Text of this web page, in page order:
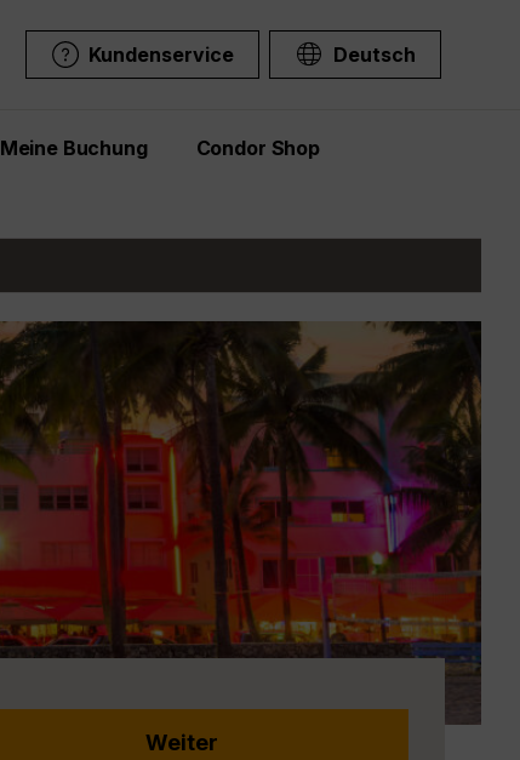
Kundenservice Deutsch
Meine Buchung Condor Shop